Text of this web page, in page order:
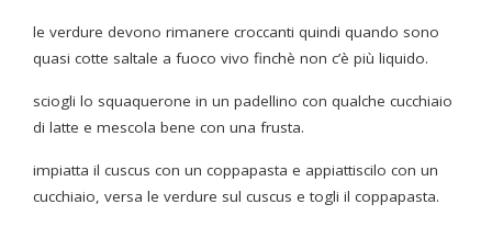
le verdure devono rimanere croccanti quindi quando sono
quasi cotte saltale a fuoco vivo finchè non c’è più liquido.
sciogli lo squaquerone in un padellino con qualche cucchiaio
di latte e mescola bene con una frusta.
impiatta il cuscus con un coppapasta e appiattiscilo con un
cucchiaio, versa le verdure sul cuscus e togli il coppapasta.